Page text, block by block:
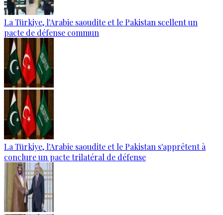
La Türkiye, l'Arabie saoudite et le Pakistan scellent un
pacte de défense commun
La Türkiye, l'Arabie saoudite et le Pakistan s'apprêtent à
conclure un pacte trilatéral de défense